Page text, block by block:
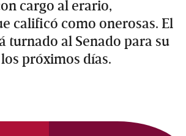
cargo al erario,
calificó como onerosas. El
turnado al Senado para su
próximos días.